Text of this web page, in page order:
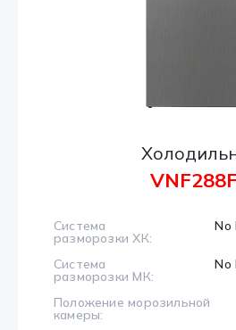
Система
разморозки ХК:
No
Система
разморозки МК:
No
Положение морозильной
камеры: